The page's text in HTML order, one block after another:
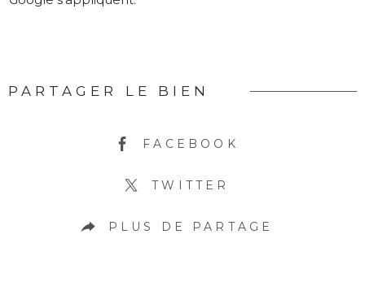
PARTAGER LE BIEN
FACEBOOK
TWITTER
PLUS DE PARTAGE